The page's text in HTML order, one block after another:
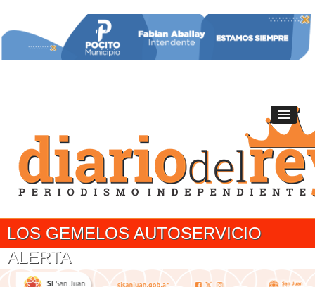
LOS GEMELOS AUTOSERVICIO
ALERTA